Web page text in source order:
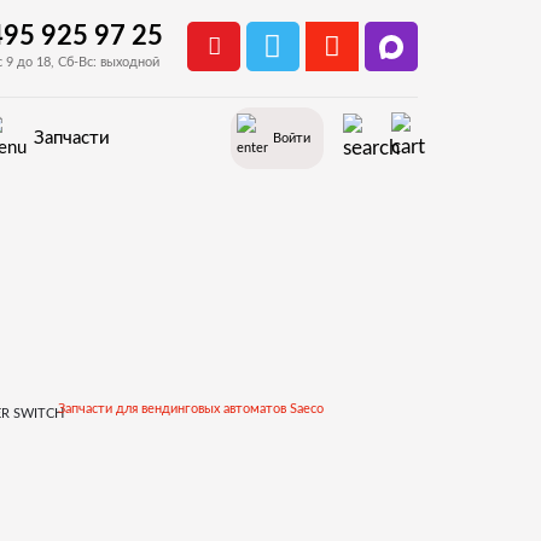
925 97 25
9 до 18, Сб-Вс: выходной
Запчасти Войти
Запчасти для вендинговых автоматов Saeco